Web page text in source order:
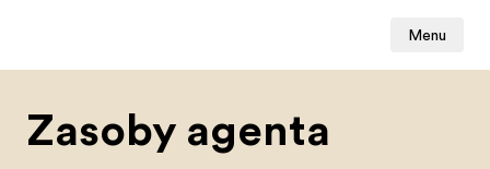
Menu
Zasoby agenta